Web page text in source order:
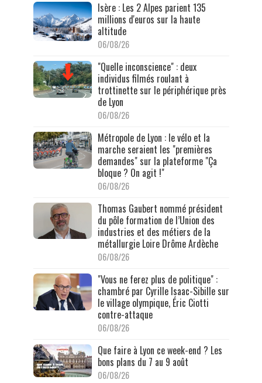
Isère : Les 2 Alpes parient 135
millions d'euros sur la haute
altitude
06/08/26
"Quelle inconscience" : deux
individus filmés roulant à
trottinette sur le périphérique près
de Lyon
06/08/26
Métropole de Lyon : le vélo et la
marche seraient les "premières
demandes" sur la plateforme "Ça
bloque ? On agit !"
06/08/26
Thomas Gaubert nommé président
du pôle formation de l’Union des
industries et des métiers de la
métallurgie Loire Drôme Ardèche
06/08/26
"Vous ne ferez plus de politique" :
chambré par Cyrille Isaac-Sibille sur
le village olympique, Éric Ciotti
contre-attaque
06/08/26
Que faire à Lyon ce week-end ? Les
bons plans du 7 au 9 août
06/08/26